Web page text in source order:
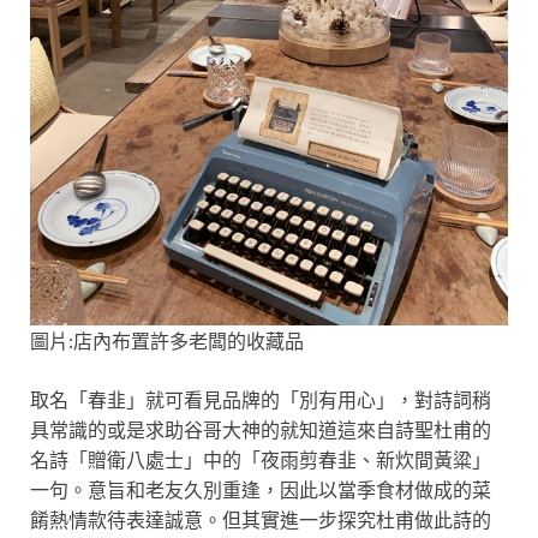
圖片:店內布置許多老闆的收藏品
取名「春韭」就可看見品牌的「別有用心」，對詩詞稍
具常識的或是求助谷哥大神的就知道這來自詩聖杜甫的
名詩「贈衛八處士」中的「夜雨剪春韭、新炊間黃粱」
一句。意旨和老友久別重逢，因此以當季食材做成的菜
餚熱情款待表達誠意。但其實進一步探究杜甫做此詩的